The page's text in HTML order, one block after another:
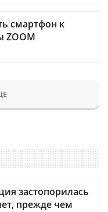
смартфон к
ZOOM
застопорилась
прежде чем